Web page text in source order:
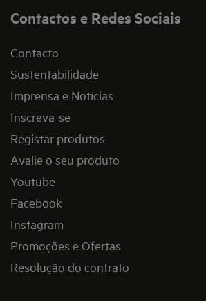
Contactos e Redes Sociais
Contacto
Sustentabilidade
Imprensa e Notícias
Inscreva-se
Registar produtos
Avalie o seu produto
Youtube
Facebook
Instagram
Promoções e Ofertas
Resolução do contrato